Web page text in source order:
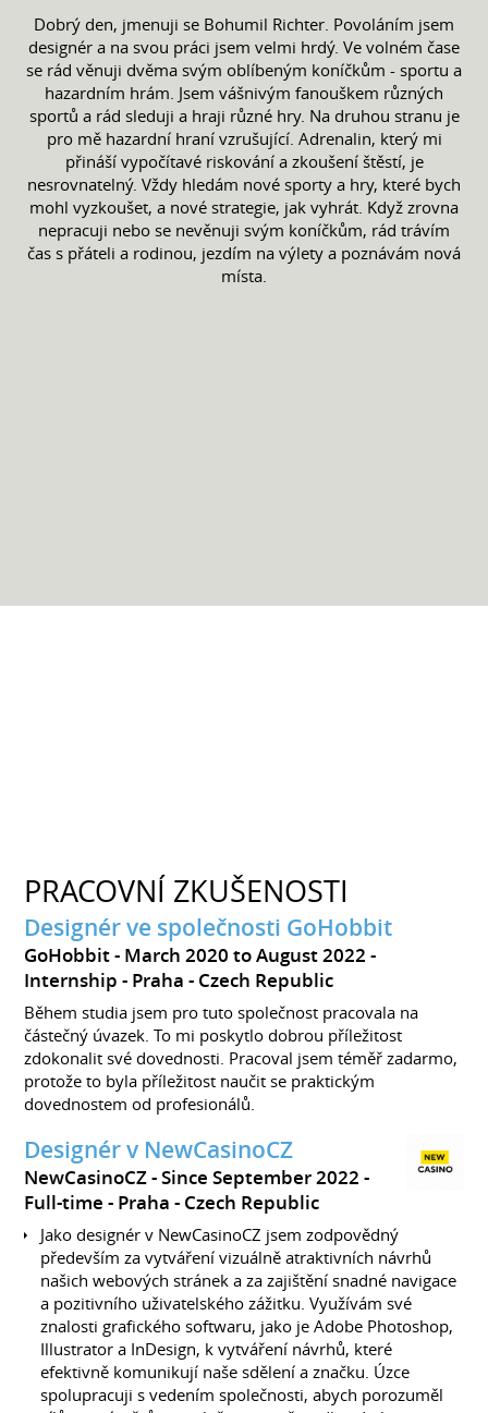
Dobrý den, jmenuji se Bohumil Richter. Povoláním jsem
designér a na svou práci jsem velmi hrdý. Ve volném čase
se rád věnuji dvěma svým oblíbeným koníčkům - sportu a
hazardním hrám. Jsem vášnivým fanouškem různých
sportů a rád sleduji a hraji různé hry. Na druhou stranu je
pro mě hazardní hraní vzrušující. Adrenalin, který mi
přináší vypočítavé riskování a zkoušení štěstí, je
nesrovnatelný. Vždy hledám nové sporty a hry, které bych
mohl vyzkoušet, a nové strategie, jak vyhrát. Když zrovna
nepracuji nebo se nevěnuji svým koníčkům, rád trávím
čas s přáteli a rodinou, jezdím na výlety a poznávám nová
místa.
PRACOVNÍ ZKUŠENOSTI
Designér ve společnosti GoHobbit
GoHobbit
March 2020 to August 2022
Internship
Praha Czech Republic
Během studia jsem pro tuto společnost pracovala na
částečný úvazek. To mi poskytlo dobrou příležitost
zdokonalit své dovednosti. Pracoval jsem téměř zadarmo,
protože to byla příležitost naučit se praktickým
dovednostem od profesionálů.
Designér v NewCasinoCZ
NewCasinoCZ
Since September 2022
Full-time
Praha Czech Republic
Jako designér v NewCasinoCZ jsem zodpovědný
především za vytváření vizuálně atraktivních návrhů
našich webových stránek a za zajištění snadné navigace
a pozitivního uživatelského zážitku. Využívám své
znalosti grafického softwaru, jako je Adobe Photoshop,
Illustrator a InDesign, k vytváření návrhů, které
efektivně komunikují naše sdělení a značku. Úzce
spolupracuji s vedením společnosti, abych porozuměl